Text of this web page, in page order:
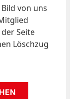
von uns
Seite
Löschzug